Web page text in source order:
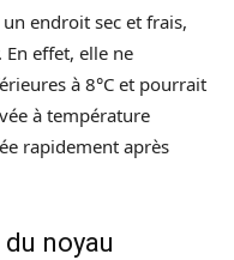
endroit sec et frais,
effet, elle ne
à 8°C et pourrait
à température
rapidement après
noyau